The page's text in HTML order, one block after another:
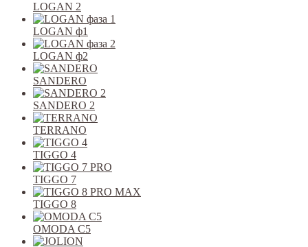
LOGAN 2
LOGAN ф1
LOGAN ф2
SANDERO
SANDERO 2
TERRANO
TIGGO 4
TIGGO 7
TIGGO 8
OMODA C5